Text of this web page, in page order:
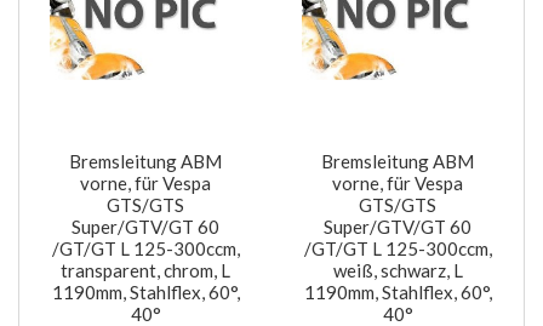
Bremsleitung ABM
vorne, für Vespa
GTS/GTS
Super/GTV/GT 60
/GT/GT L 125-300ccm,
transparent, chrom, L
1190mm, Stahlflex, 60°,
40°
Bremsleitung ABM
vorne, für Vespa
GTS/GTS
Super/GTV/GT 60
/GT/GT L 125-300ccm,
weiß, schwarz, L
1190mm, Stahlflex, 60°,
40°